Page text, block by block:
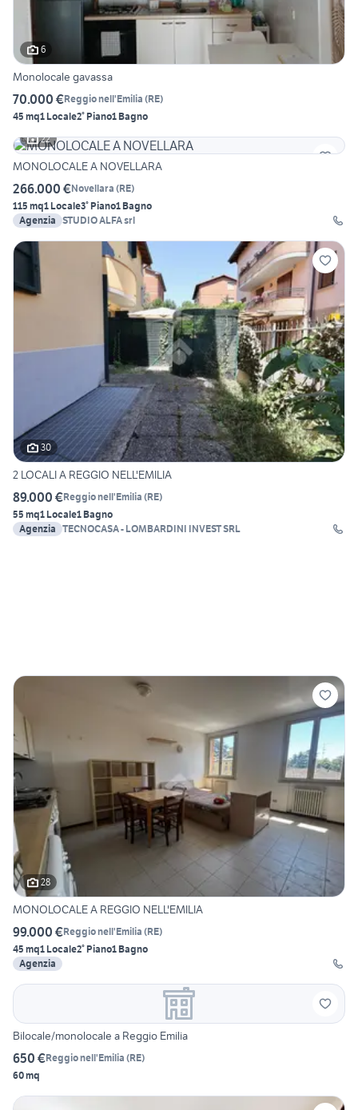
6
Monolocale gavassa
70.000 €Reggio nell'Emilia (RE)
45 mq1 Locale2° Piano1 Bagno
22
MONOLOCALE A NOVELLARA
266.000 €Novellara (RE)
115 mq1 Locale3° Piano1 Bagno
Agenzia STUDIO ALFA srl
30
2 LOCALI A REGGIO NELL'EMILIA
89.000 €Reggio nell'Emilia (RE)
55 mq1 Locale1 Bagno
Agenzia TECNOCASA - LOMBARDINI INVEST SRL
28
MONOLOCALE A REGGIO NELL'EMILIA
99.000 €Reggio nell'Emilia (RE)
45 mq1 Locale2° Piano1 Bagno
Agenzia
Bilocale/monolocale a Reggio Emilia
650 €Reggio nell'Emilia (RE)
60 mq